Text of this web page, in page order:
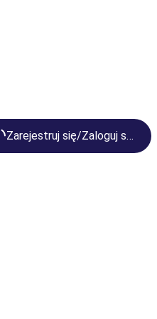
Loading...
Zarejestruj się/Zaloguj się